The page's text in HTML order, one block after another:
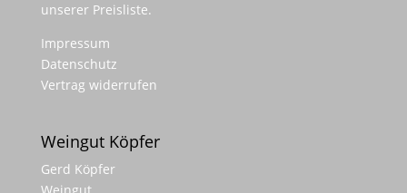
unserer Preisliste.
Impressum
Datenschutz
Vertrag widerrufen
Weingut Köpfer
Gerd Köpfer
Weingut